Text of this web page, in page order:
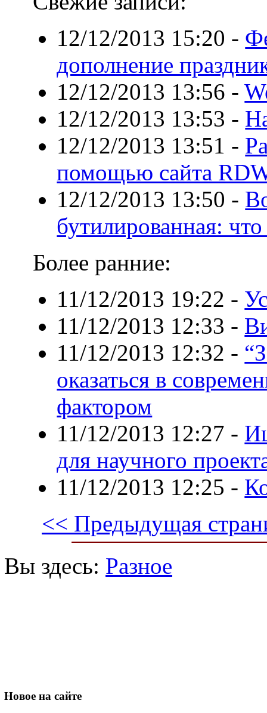
12/12/2013 15:20 -
дополнение
12/12/2013 13:56 -
12/12/2013 13:53 -
12/12/2013 13:51 -
помощью сайта
12/12/2013 13:50 -
бутилированная:
Более ранние:
11/12/2013 19:22 -
11/12/2013 12:33 -
11/12/2013 12:32 -
оказаться в
фактором
11/12/2013 12:27 -
для научного
11/12/2013 12:25 -
<< Предыдущая
Вы здесь: Разное
Новое на сайте